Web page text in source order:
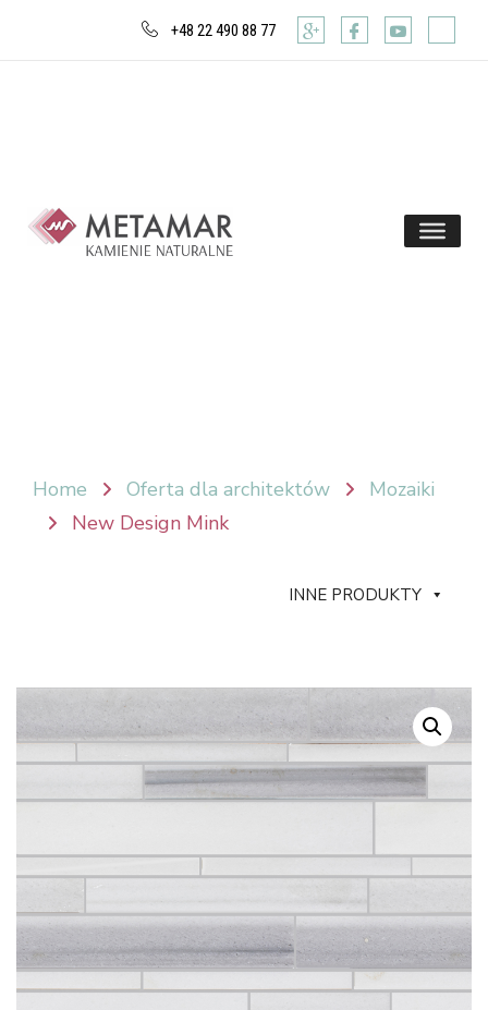
+48 22 490 88 77
Home Oferta dla architektów
Mozaiki
New Design Mink
INNE PRODUKTY